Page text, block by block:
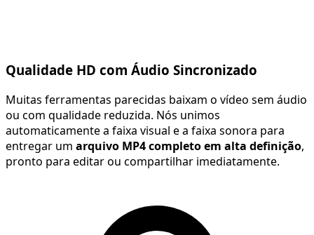
Qualidade HD com Áudio Sincronizado
Muitas ferramentas parecidas baixam o vídeo sem áudio
ou com qualidade reduzida. Nós unimos
automaticamente a faixa visual e a faixa sonora para
entregar um arquivo MP4 completo em alta definição,
pronto para editar ou compartilhar imediatamente.